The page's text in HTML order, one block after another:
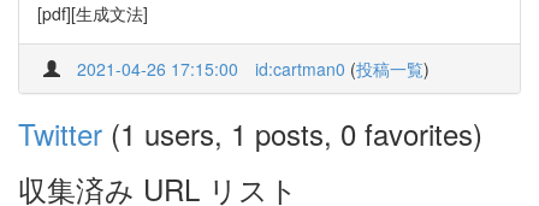
[pdf][生成文法]
2021-04-26 17:15:00 id:cartman0 (投稿一覧)
Twitter (1 users, 1 posts, 0 favorites)
収集済み URL リスト